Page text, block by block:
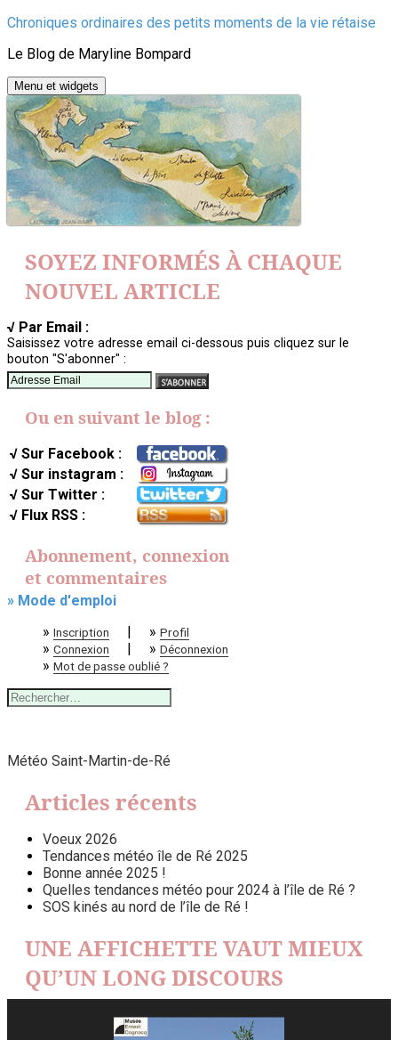
Aller
contenu
Chroniques ordinaires des petits moments de la vie rétaise
Le Blog de Maryline Bompard
Menu et widgets
SOYEZ INFORMÉS À CHAQUE
NOUVEL ARTICLE
√ Par Email :
Saisissez votre adresse email ci-dessous puis cliquez sur le
bouton "S'abonner" :
Ou en suivant le blog :
√ Sur Facebook :
√ Sur instagram :
√ Sur Twitter :
√ Flux RSS :
Abonnement, connexion
et commentaires
» Mode d'emploi
» Inscription | » Profil
» Connexion | » Déconnexion
» Mot de passe oublié ?
Rechercher :
Météo Saint-Martin-de-Ré
Articles récents
Voeux 2026
Tendances météo île de Ré 2025
Bonne année 2025 !
Quelles tendances météo pour 2024 à l’île de Ré ?
SOS kinés au nord de l’île de Ré !
UNE AFFICHETTE VAUT MIEUX
QU’UN LONG DISCOURS